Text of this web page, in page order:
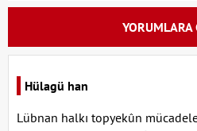
YORUMLARA
Hülagü han
Lübnan halkı topyekûn